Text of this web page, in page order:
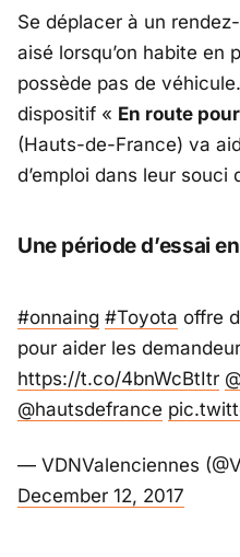
Se déplacer à un
aisé lorsqu’on habite en
possède pas de
dispositif « En route
(Hauts-de-France) va
d’emploi dans leur souci
Une période d’essai
#onnaing #Toyota offre
pour aider les
https://t.co/4bnWcBtItr
@hautsdefrance
— VDNValenciennes
December 12, 2017